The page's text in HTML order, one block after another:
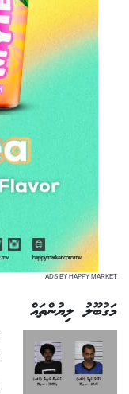
ADS BY HAPPY MARKET
މަގުބޫލު ލިޔުންތައް